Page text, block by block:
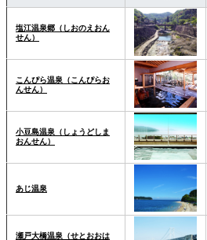
塩江温泉郷（しおのえおん
せん）
こんぴら温泉（こんぴらお
んせん）
小豆島温泉（しょうどしま
おんせん）
あじ温泉
瀬戸大橋温泉（せとおおは